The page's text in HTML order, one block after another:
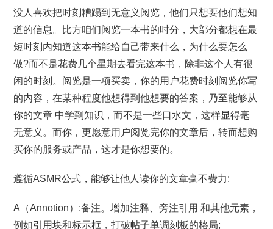
没人喜欢把时刻糟蹋到无意义阅览，他们只想要他们想知
道的信息。比方咱们阅览一本书的时分，大部分都想在最
短时刻内知道这本书能给自己带来什么，为什么要怎么
做?而不是花费几个星期去看完这本书，除非这个人有很
闲的时刻。阅览是一项买卖，你的用户花费时刻阅览你写
的内容，在某种程度他想得到他想要的答案，乃至能够从
你的文章 中学到知识，而不是一些口水文，这样显得毫
无意义。而你，更愿意用户阅览完你的文章后，转而想购
买你的服务或产品，这才是你想要的。
遵循ASMR公式，能够让他人读你的文章毫不费力:
A（Annotion）:备注。增加注释、旁注引用 和其他元素，
例如引用块和标示框，打破帖子单调刻板的格局;